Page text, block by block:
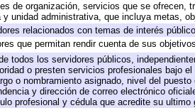
de organización, servicios que se
y unidad administrativa, que incluya metas,
relacionados con temas de interés
que permitan rendir cuenta de sus
todos los servidores públicos,
o presten servicios profesionales bajo
o nombramiento asignado, nivel del
y dirección de correo electrónico
profesional y cédula que acredite su ultimo